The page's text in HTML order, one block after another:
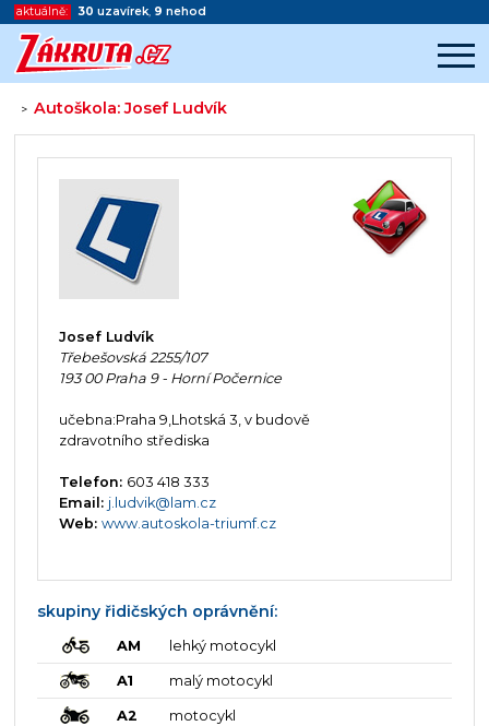
aktuálně: 30 uzavírek, 9 nehod
>Autoškola: Josef Ludvík
Začátek reklamy
Konec reklamy
Josef Ludvík
Třebešovská 2255/107
193 00 Praha 9 - Horní Počernice
učebna:Praha 9,Lhotská 3, v budově
zdravotního střediska
Telefon: 603 418 333
Email: j.ludvik@lam.cz
Web: www.autoskola-triumf.cz
skupiny řidičských oprávnění:
AM lehký motocykl
A1 malý motocykl
A2 motocykl